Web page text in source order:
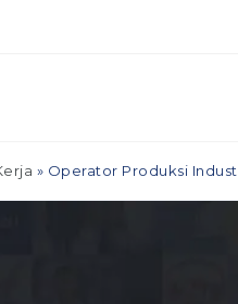
» Operator Produksi